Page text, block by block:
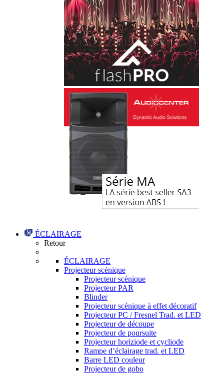
ÉCLAIRAGE
Retour
ÉCLAIRAGE
Projecteur scénique
Projecteur scénique
Projecteur PAR
Blinder
Projecteur scénique à effet décoratif
Projecteur PC / Fresnel Trad. et LED
Projecteur de découpe
Projecteur de poursuite
Projecteur horiziode et cycliode
Rampe d’éclairage trad. et LED
Barre LED couleur
Projecteur de gobo